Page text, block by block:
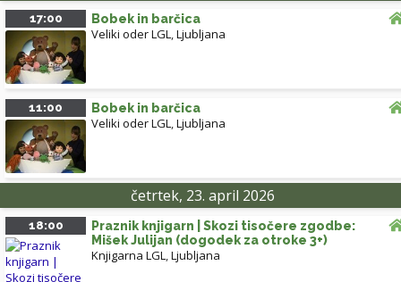
17:00 Bobek in barčica
Veliki oder LGL,Ljubljana
11:00 Bobek in barčica
Veliki oder LGL,Ljubljana
četrtek, 23. april 2026
18:00
Praznik knjigarn | Skozi tisočere zgodbe:
Mišek Julijan (dogodek za otroke 3+)
Knjigarna LGL,Ljubljana